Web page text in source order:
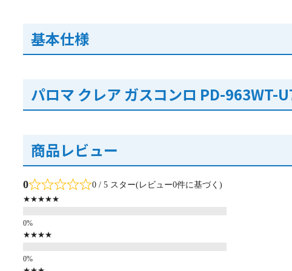
基本仕様
パロマ クレア ガスコンロ PD-963WT-
商品レビュー
0 0 / 5 スター(レビュー0件に基づく)
★★★★★
★★★★